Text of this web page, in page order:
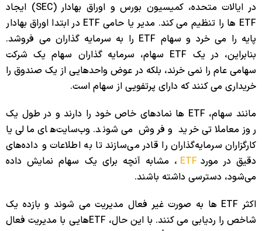
در ایالات متحده، کمیسیون بورس و اوراق بهادار (SEC) ایجاد
ETF ها را تنظیم می کند. مدیر یا حامی ETF در ابتدا اوراق بهادار
پایه را می خرد و سهام ETF را به سرمایه گذاران می فروشد.
بنابراین، در یک ETF سهام، سرمایه گذاران سهام یک شرکت
سهامی عام را نمی خرند، بلکه در عوض واحدهایی از یک صندوق را
خریداری می کنند که دارای پرتفویی از سهام است.
مانند سهام، ETF ها نمادهای خاص خود را دارند و در طول یک
روز معاملاتی خرید و فروش می شوند. وب‌سایت‌های مالی یا
کارگزاران سرمایه‌گذاران را قادر می‌سازند تا به اطلاعات و داده‌های
دقیق در مورد ETF ، مشابه آنچه برای یک سهام نمایش داده
می‌شود، دسترسی داشته باشند.
اکثر ETF ها به صورت غیر فعال مدیریت می شوند و بازده یک
شاخص را ردیابی می کنند. با این حال، ETFهایی با مدیریت فعال